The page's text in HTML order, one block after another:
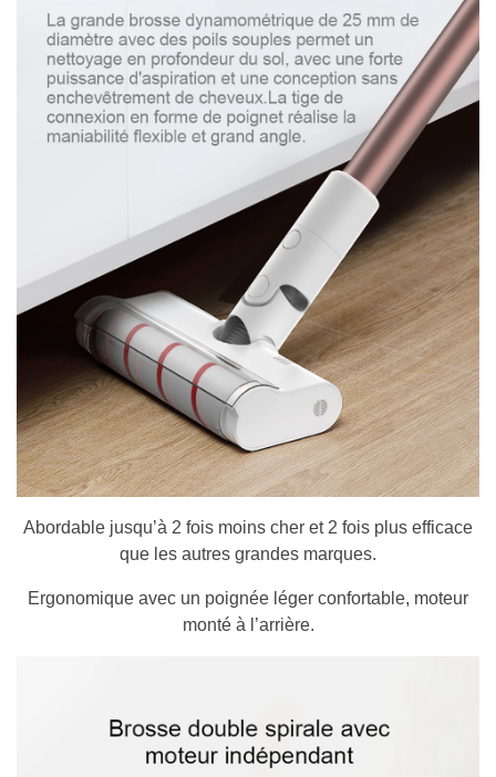
Abordable jusqu’à 2 fois moins cher et 2 fois plus efficace
que les autres grandes marques.
Ergonomique avec un poignée léger confortable, moteur
monté à l’arrière.